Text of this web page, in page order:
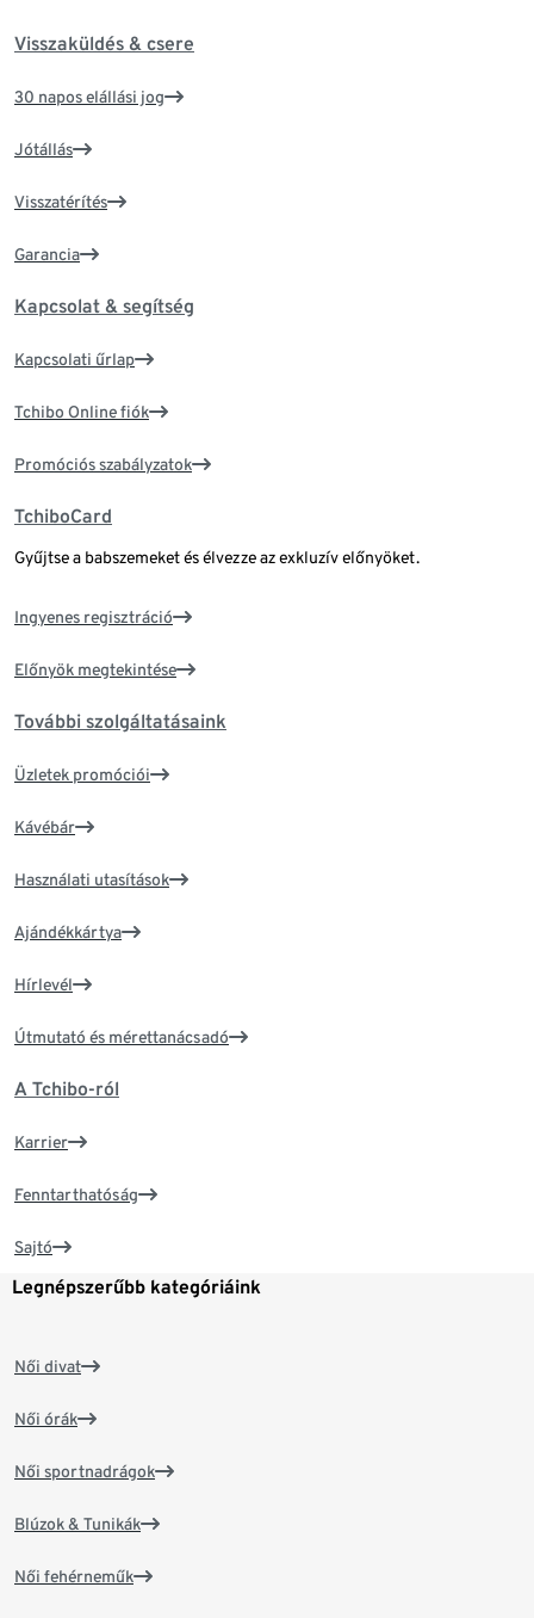
Visszaküldés & csere
30 napos elállási jog
Jótállás
Visszatérítés
Garancia
Kapcsolat & segítség
Kapcsolati űrlap
Tchibo Online fiók
Promóciós szabályzatok
TchiboCard
Gyűjtse a babszemeket és élvezze az exkluzív előnyöket.
Ingyenes regisztráció
Előnyök megtekintése
További szolgáltatásaink
Üzletek promóciói
Kávébár
Használati utasítások
Ajándékkártya
Hírlevél
Útmutató és mérettanácsadó
A Tchibo-ról
Karrier
Fenntarthatóság
Sajtó
Legnépszerűbb kategóriáink
Női divat
Női órák
Női sportnadrágok
Blúzok & Tunikák
Női fehérneműk